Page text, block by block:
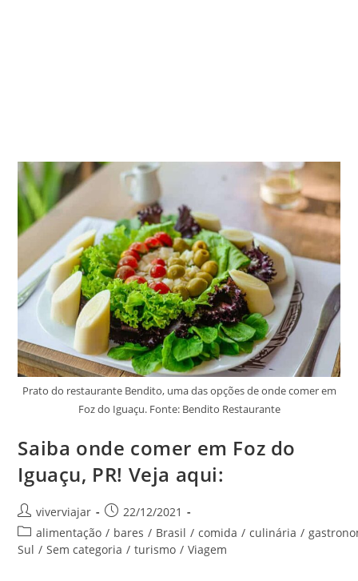
Prato do restaurante Bendito, uma das opções de onde comer em
Foz do Iguaçu. Fonte: Bendito Restaurante
Saiba onde comer em Foz do
Iguaçu, PR! Veja aqui:
Autor
do
post:
viverviajar
Post
publicado:
22/12/2021
Categoria
do
alimentação / bares / Brasil / comida / culinária /
Sul / Sem categoria / turismo / Viagem